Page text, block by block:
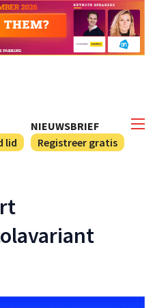
NIEUWSBRIEF
Registreer gratis
lid